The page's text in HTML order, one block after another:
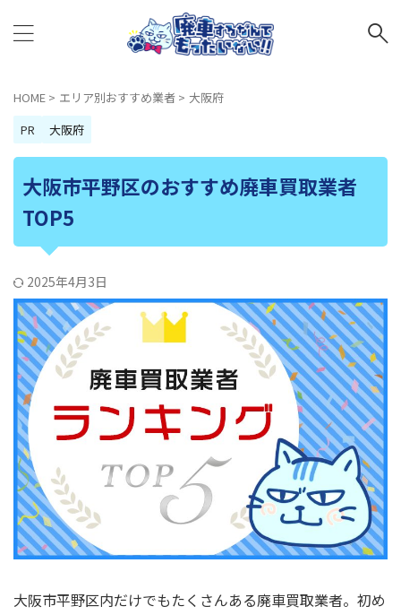
HOME > エリア別おすすめ業者 > 大阪府
PR
大阪府
大阪市平野区のおすすめ廃車買取業者
TOP5
2025年4月3日
大阪市平野区内だけでもたくさんある廃車買取業者。初め